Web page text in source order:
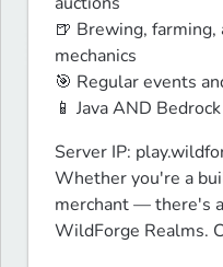
🍺 Brewing,
mechanics
🎯 Regular events
📱 Java AND
Server IP:
Whether you're a
merchant — there's
WildForge Realms.